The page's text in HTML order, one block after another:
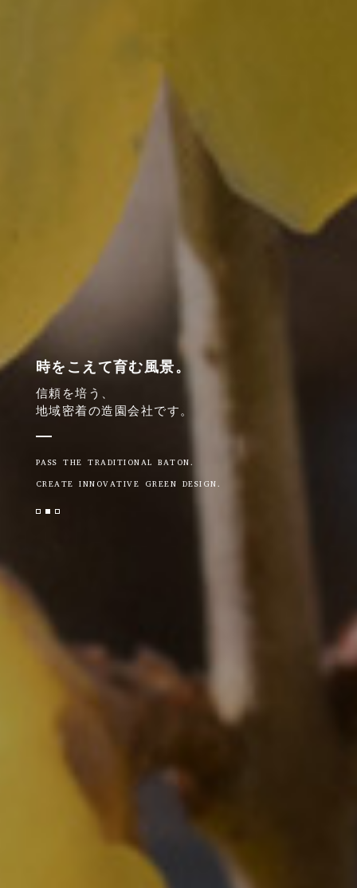
時をこえて育む風景。
信頼を培う、
地域密着の造園会社です。
PASS THE TRADITIONAL BATON.
CREATE INNOVATIVE GREEN DESIGN.